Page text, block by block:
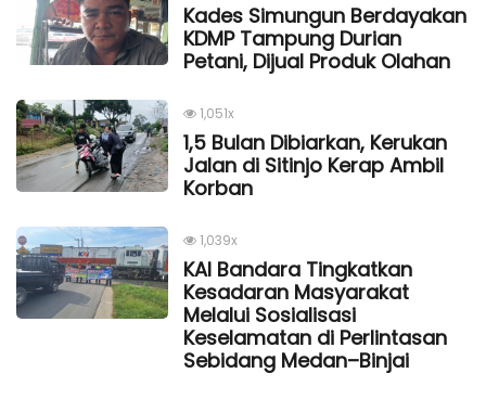
Kades Simungun Berdayakan
KDMP Tampung Durian
Petani, Dijual Produk Olahan
1,051x
1,5 Bulan Dibiarkan, Kerukan
Jalan di Sitinjo Kerap Ambil
Korban
1,039x
KAI Bandara Tingkatkan
Kesadaran Masyarakat
Melalui Sosialisasi
Keselamatan di Perlintasan
Sebidang Medan–Binjai